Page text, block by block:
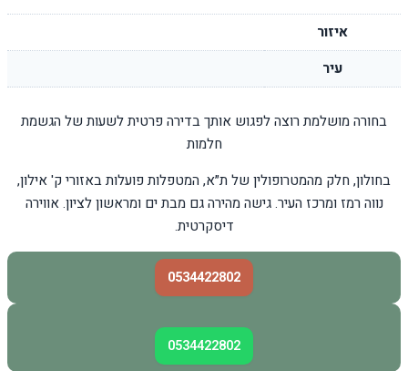
איזור
עיר
בחורה מושלמת רוצה לפגוש אותך בדירה פרטית לשעות של הגשמת
חלמות
בחולון, חלק מהמטרופולין של ת״א, המטפלות פועלות באזורי ק' אילון,
נווה רמז ומרכז העיר. גישה מהירה גם מבת ים ומראשון לציון. אווירה
דיסקרטית.
0534422802
0534422802